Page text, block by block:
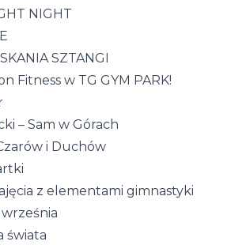
NIGHT
SZTANGI
Fitness w TG GYM PARK!
– Sam w Górach
i Duchów
z elementami gimnastyki
świata